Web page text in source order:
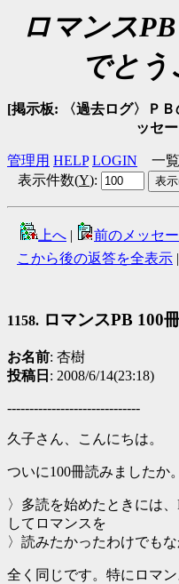
ロマンス
でと
[掲示板: 〈過去ログ〉Ｐ
ッセ
管理用 HELP LOGIN 一
表示件数(Y):
上へ | 前のメッセ
こから後の返答を全表示 |
1158. ロマンスPB 100
お名前: 杏樹
投稿日 : 2008/6/14(23:18)
------------------------------
久子さん、こんにちは。
ついに100冊読みましたか
〉多読を始めたときには
してロマンスを
〉読みたかったわけでも
全く同じです。特にロマ